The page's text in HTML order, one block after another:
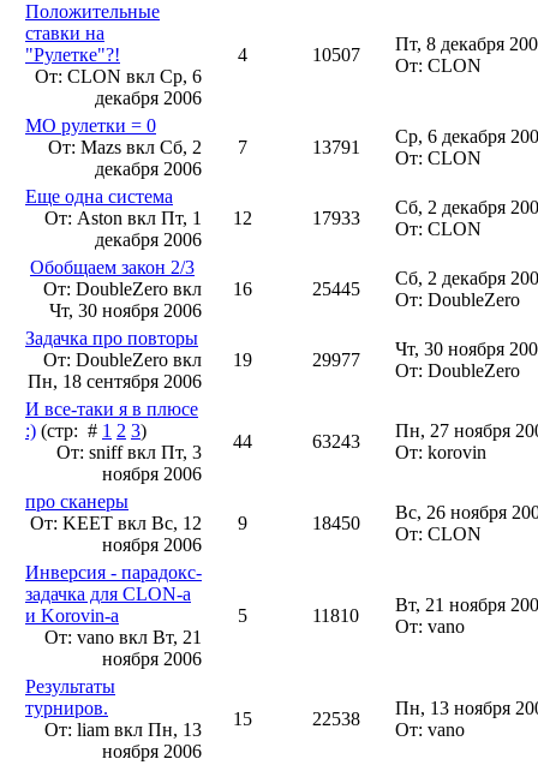
Положительные
ставки на
"Рулетке"?!
От: CLON вкл Ср, 6
декабря 2006
4 10507
Пт, 8 декабря
От: CLON
МО рулетки = 0
От: Mazs вкл Сб, 2
декабря 2006
7 13791
Ср, 6 декабря
От: CLON
Еще одна система
От: Aston вкл Пт, 1
декабря 2006
12 17933
Сб, 2 декабря
От: CLON
Обобщаем закон 2/3
От: DoubleZero вкл
Чт, 30 ноября 2006
16 25445
Сб, 2 декабря
От: DoubleZero
Задачка про повторы
От: DoubleZero вкл
Пн, 18 сентября 2006
19 29977
Чт, 30 ноября
От: DoubleZero
И все-таки я в плюсе
:) (стр: # 1 2 3)
От: sniff вкл Пт, 3
ноября 2006
44 63243
Пн, 27 ноября
От: korovin
про сканеры
От: KEET вкл Вс, 12
ноября 2006
9 18450
Вс, 26 ноября
От: CLON
Инверсия - парадокс-
задачка для CLON-а
и Korovin-а
От: vano вкл Вт, 21
ноября 2006
5 11810
Вт, 21 ноября
От: vano
Результаты
турниров.
От: liam вкл Пн, 13
ноября 2006
15 22538
Пн, 13 ноября
От: vano